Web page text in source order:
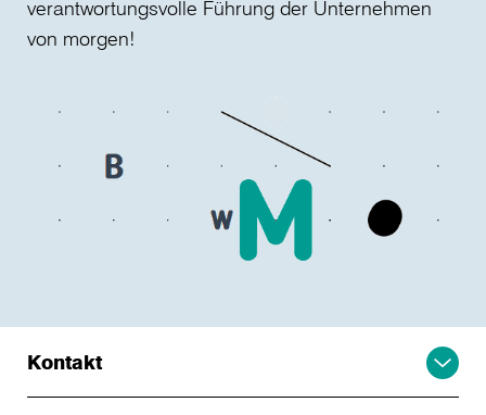
verantwortungsvolle Führung der Unternehmen
von morgen!
Kontakt